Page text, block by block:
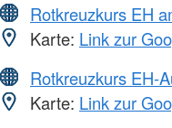
Rotkreuzkurs EH
Karte: Link zur
Rotkreuzkurs EH-
Karte: Link zur